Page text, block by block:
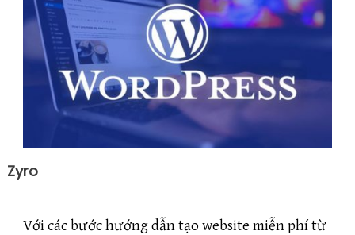
Zyro
Với các bước hướng dẫn tạo website miễn phí từ